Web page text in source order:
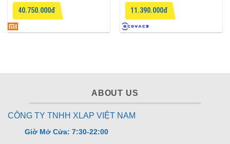
Được xếp
hạng
4.5
5 sao
40.750.000đ
Được xếp
hạng
4.75
5 sao
11.390.000đ
ABOUT US
CÔNG TY TNHH XLAP VIỆT NAM
Giờ Mở Cửa: 7:30-22:00